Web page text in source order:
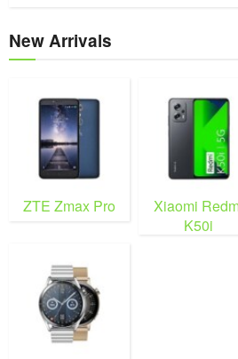
New Arrivals
ZTE Zmax Pro
Xiaomi
K50i